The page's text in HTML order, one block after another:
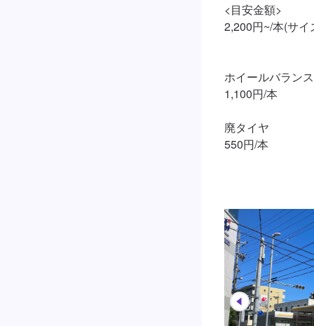
<目安金額>
2,200円~/本(サ
ホイールバランス
1,100円/本
廃タイヤ
550円/本